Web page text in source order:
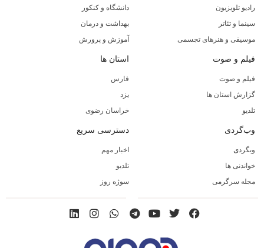
رادیو تلویزیون
سینما و تئاتر
موسیقی و هنرهای تجسمی
دانشگاه و کنکور
بهداشت و درمان
آموزش و پرورش
فیلم و صوت
فیلم و صوت
گزارش استان ها
تلدیو
استان ها
فارس
یزد
خراسان رضوی
وب‌گردی
وبگردی
خواندنی ها
مجله سرگرمی
دسترسی سریع
اخبار مهم
تلدیو
سوژه روز